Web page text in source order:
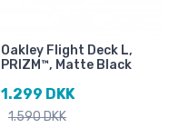
Oakley Flight Deck L,
PRIZM™, Matte Black
1.299 DKK
1.590 DKK